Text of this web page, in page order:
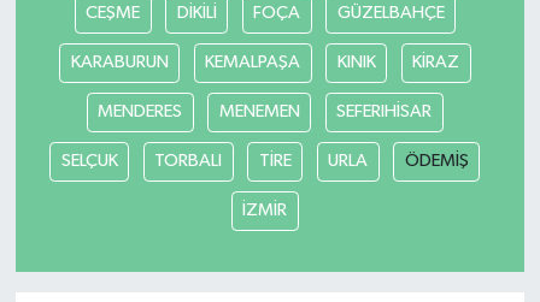
CEŞME DİKİLİ FOÇA GÜZELBAHÇE
KARABURUN KEMALPAŞA KINIK KİRAZ
MENDERES MENEMEN SEFERIHİSAR
SELÇUK TORBALI TİRE URLA ÖDEMİŞ
İZMİR